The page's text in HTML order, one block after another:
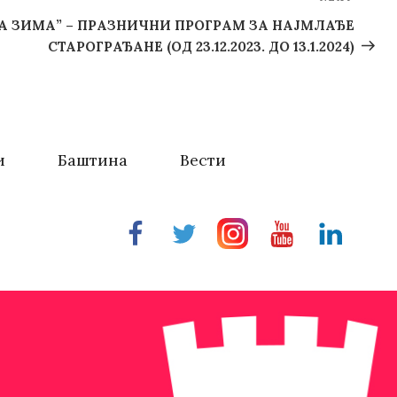
ЗИМА” – ПРАЗНИЧНИ ПРОГРАМ ЗА НАЈМЛАЂЕ
СТАРОГРАЂАНЕ (ОД 23.12.2023. ДО 13.1.2024)
Баштина Вести
FacebookTwitterInstragramYoutubeLinkedin